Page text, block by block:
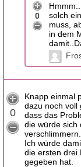
0
solch
muss,
in dem
0
Knapp einmal
dazu noch voll
dass das
die würde sich
verschlimmern.
Ich würde
die ersten drei
gegeben hat.